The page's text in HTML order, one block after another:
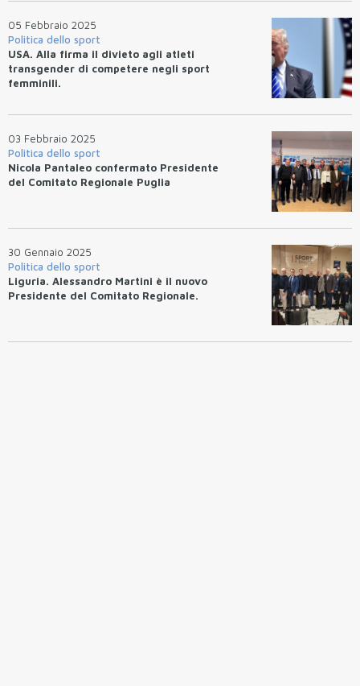
05 Febbraio 2025
Politica dello sport
USA. Alla firma il divieto agli atleti
transgender di competere negli sport
femminili.
03 Febbraio 2025
Politica dello sport
Nicola Pantaleo confermato Presidente
del Comitato Regionale Puglia
30 Gennaio 2025
Politica dello sport
Liguria. Alessandro Martini è il nuovo
Presidente del Comitato Regionale.